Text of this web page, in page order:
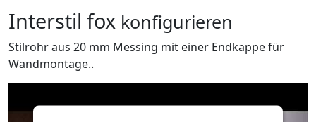
Interstil fox konfigurieren
Stilrohr aus 20 mm Messing mit einer Endkappe für
Wandmontage..